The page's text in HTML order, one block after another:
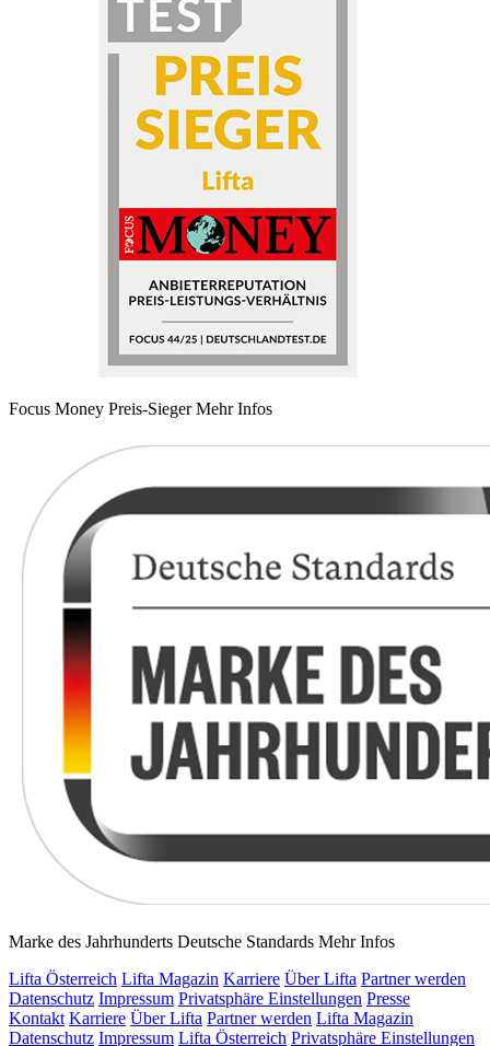
Focus Money Preis-SiegerMehr Infos
Marke des Jahrhunderts Deutsche Standards Mehr Infos
Lifta Österreich Lifta Magazin Karriere Über Lifta Partner werden
Datenschutz Impressum Privatsphäre Einstellungen Presse
Kontakt Karriere Über Lifta Partner werden Lifta Magazin
Datenschutz Impressum Lifta Österreich Privatsphäre Einstellungen